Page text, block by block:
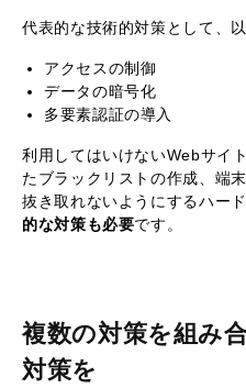
代表的な技術的対策として、
アクセスの制御
データの暗号化
多要素認証の導入
利用してはいけないWebサイ
たブラックリストの作成、端
抜き取れないようにするハー
的な対策も必要です。
複数の対策を組み
対策を